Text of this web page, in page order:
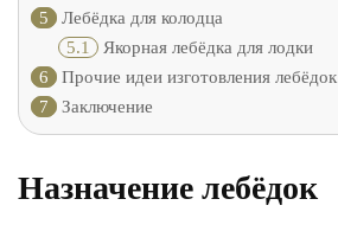
5
Лебёдка для колодца
5.1 Якорная лебёдка для лодки
6
Прочие идеи изготовления лебёдок
7
Заключение
Назначение лебёдок